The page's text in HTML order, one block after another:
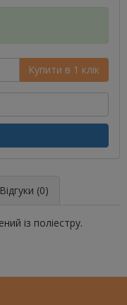
Купити в 1 клік
Відгуки (0)
із поліестру.